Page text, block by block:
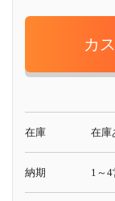
カ
在庫 在庫
納期 1～